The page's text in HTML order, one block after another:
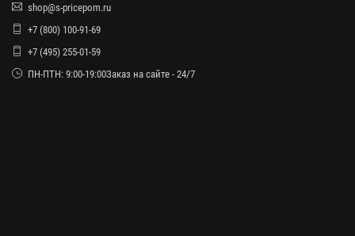
shop@s-pricepom.ru
+7 (800) 100-91-69
+7 (495) 255-01-59
ПН-ПТН: 9:00-19:00Заказ на сайте - 24/7